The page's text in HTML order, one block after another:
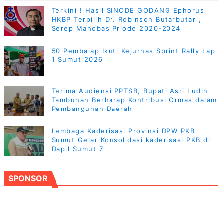
Terkini ! Hasil SINODE GODANG Ephorus
HKBP Terpilih Dr. Robinson Butarbutar ,
Serep Mahobas Priode 2020-2024
50 Pembalap Ikuti Kejurnas Sprint Rally Lap
1 Sumut 2026
Terima Audiensi PPTSB, Bupati Asri Ludin
Tambunan Berharap Kontribusi Ormas dalam
Pembangunan Daerah
Lembaga Kaderisasi Provinsi DPW PKB
Sumut Gelar Konsolidasi kaderisasi PKB di
Dapil Sumut 7
SPONSOR